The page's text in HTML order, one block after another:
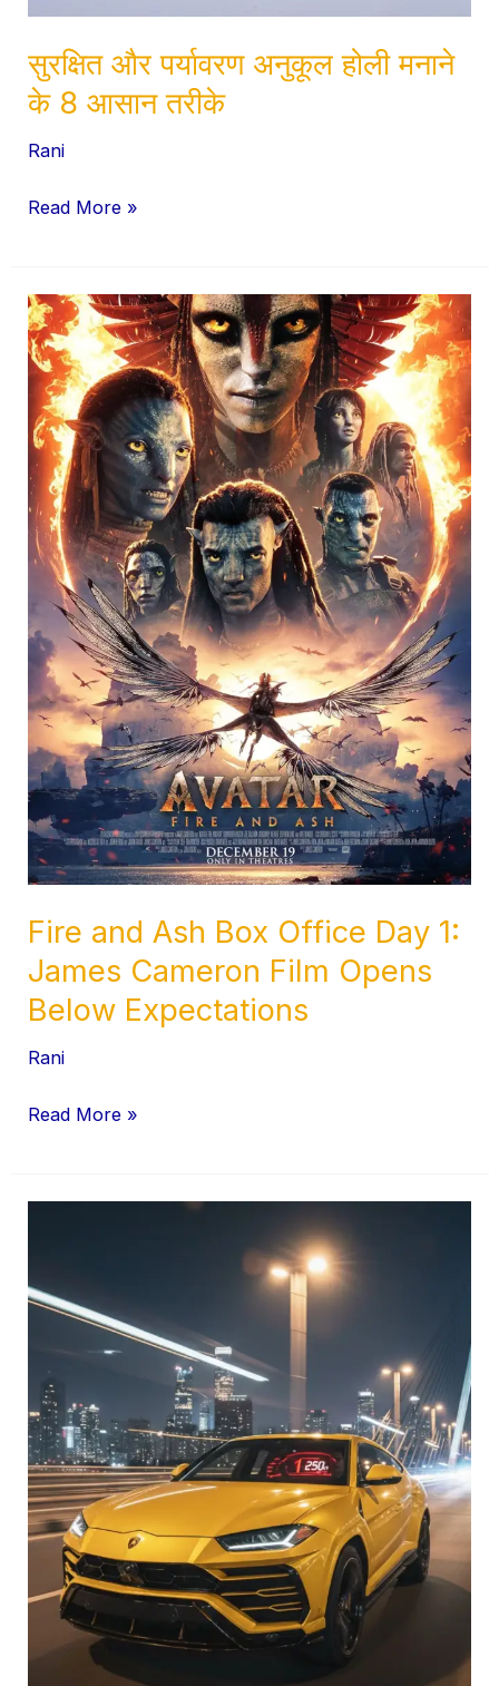
सुरक्षित और पर्यावरण अनुकूल होली मनाने
के 8 आसान तरीके
Rani
Read More »
Fire and Ash Box Office Day 1:
James Cameron Film Opens
Below Expectations
Rani
Fire
and
Ash
Box
Office
Day
1:
James
Cameron
Film
Opens
Below
Expectations
Read More »
Dangerous
Speed:
Mumbai
Police
Take
Action